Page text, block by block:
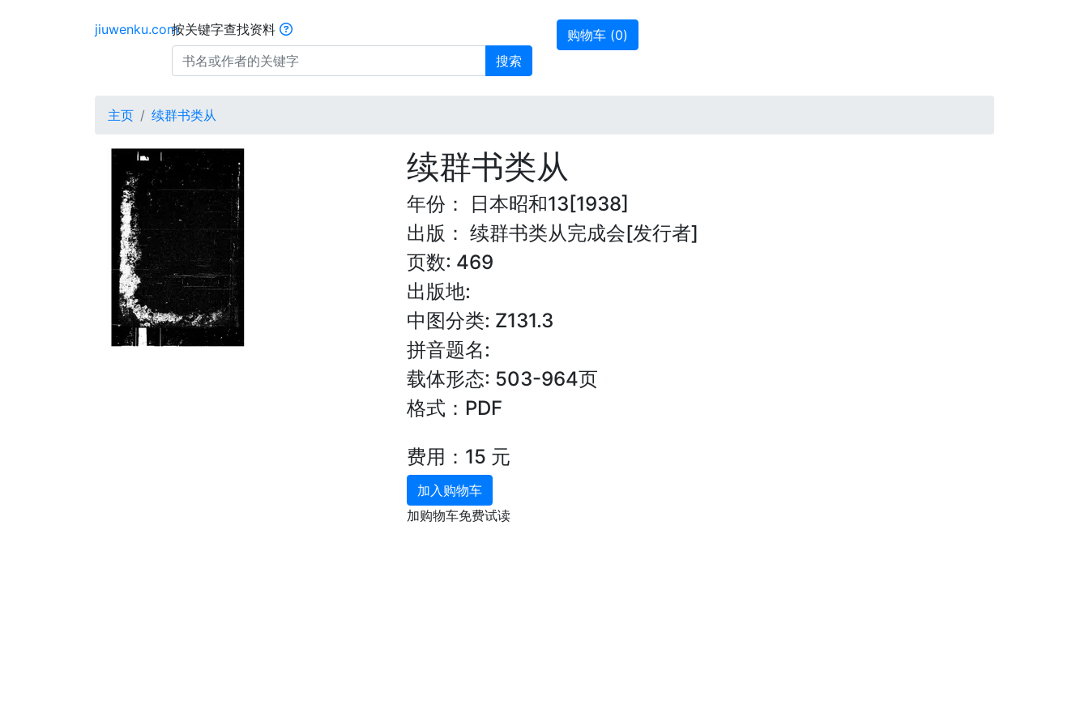
jiuwenku.com按关键字查找资料
搜索
购物车 (0)
主页 续群书类从
续群书类从
年份： 日本昭和13[1938]
出版： 续群书类从完成会[发行者]
页数: 469
出版地:
中图分类: Z131.3
拼音题名:
载体形态: 503-964页
格式：PDF
费用：15 元
加入购物车
加购物车免费试读